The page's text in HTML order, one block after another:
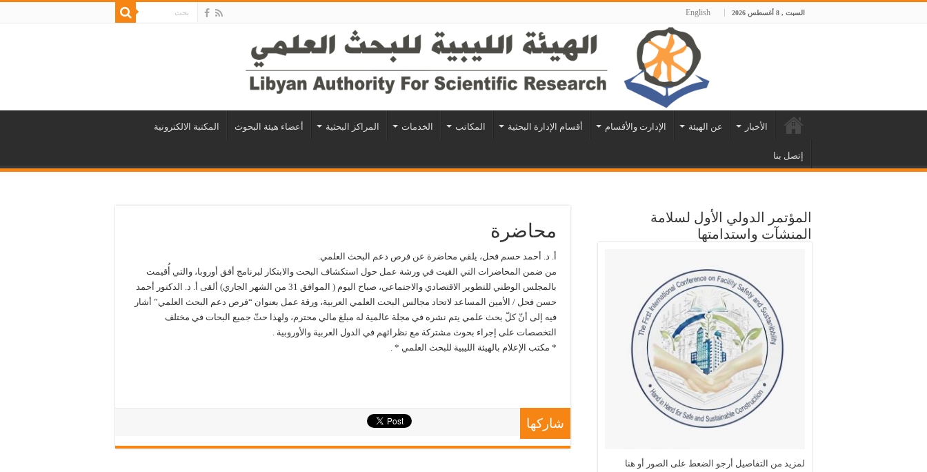
السبت , 8 أغسطس 2026 English
الأخبار عن الهيئة الإدارت والأقسام أقسام الإدارة البحثية المكاتب الخدمات المراكز البحثية أعضاء هيئة البحوث المكتبة الالكترونية
إتصل بنا
محاضرة
أ. د. أحمد حسم فحل، يلقي محاضرة عن فرص دعم البحث العلمي.
من ضمن المحاضرات التي القيت في ورشة عمل حول استكشاف البحت والابتكار لبرنامج أفق أوروبا، والتي أُقيمت
بالمجلس الوطني للتطوير الاقتصادي والاجتماعي، صباح اليوم ( الموافق 31 من الشهر الجاري) ألقى أ. د. الدكتور أحمد
حسن فحل / الأمين المساعد لاتحاد مجالس البحت العلمي العربية، ورقة عمل بعنوان “فرص دعم البحث العلمي” أشار
فيه إلى أنّ كلّ بحث علمي يتم نشره في مجلة عالمية له مبلغ مالي محترم، ولهذا حثّ جميع البحات في مختلف
التخصصات على إجراء بحوث مشتركة مع نظرائهم في الدول العربية والأوروبية .
* مكتب الإعلام بالهيئة الليبية للبحث العلمي * .
شاركها
المؤتمر الدولي الأول لسلامة
المنشآت واستدامتها
لمزيد من التفاصيل أرجو الضعط على الصور أو هنا